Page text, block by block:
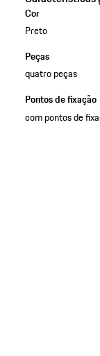
Cor
Preto
Peças
quatro peças
Pontos de fixação
com pontos de